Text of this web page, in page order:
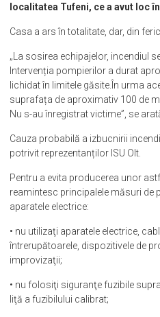
localitatea Tufeni, ce a avut loc
Casa a ars în totalitate, dar, din
„La sosirea echipajelor, incendiul
Intervenția pompierilor a durat
lichidat în limitele găsite.În urma
suprafața de aproximativ 100 de
Nu s-au înregistrat victime”, se
Cauza probabilă a izbucnirii
potrivit reprezentanților ISU Olt.
Pentru a evita producerea unor
reamintesc principalele măsuri de
aparatele electrice:
• nu utilizaţi aparatele electrice,
întrerupătoarele, dispozitivele de
improvizaţii;
• nu folosiţi siguranţe fuzibile
liţă a fuzibilului calibrat;